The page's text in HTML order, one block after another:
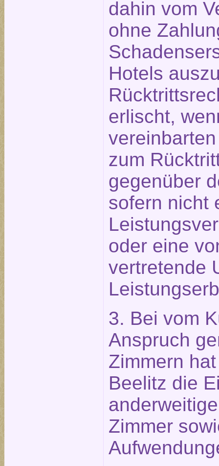
dahin vom
ohne
Hotels
erlischt,
zum
gegenüber
sofern nicht
oder eine
vertretende
3. Bei vom
Anspruch
Zimmern
Beelitz die
Zimmer